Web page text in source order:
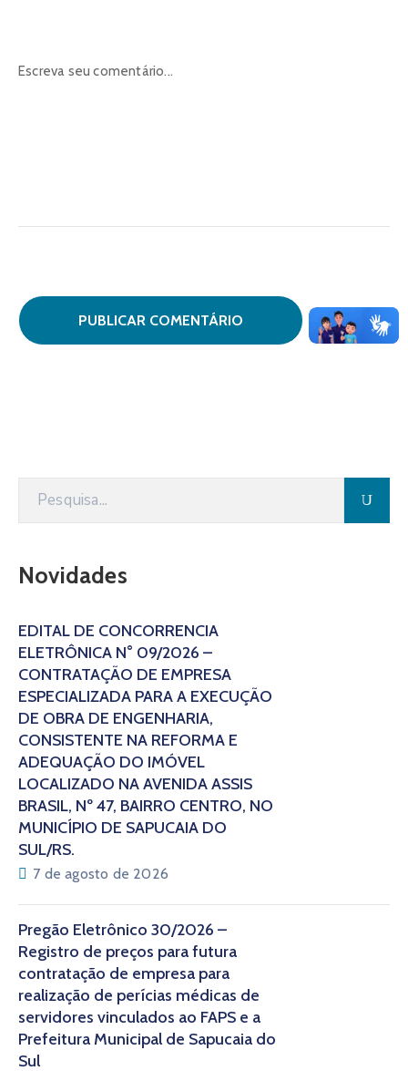
Novidades
EDITAL DE CONCORRÊNCIA
ELETRÔNICA N° 09/2026 –
CONTRATAÇÃO DE EMPRESA
ESPECIALIZADA PARA A EXECUÇÃO
DE OBRA DE ENGENHARIA,
CONSISTENTE NA REFORMA E
ADEQUAÇÃO DO IMÓVEL
LOCALIZADO NA AVENIDA ASSIS
BRASIL, Nº 47, BAIRRO CENTRO, NO
MUNICÍPIO DE SAPUCAIA DO
SUL/RS.
7 de agosto de 2026
Pregão Eletrônico 30/2026 –
Registro de preços para futura
contratação de empresa para
realização de perícias médicas de
servidores vinculados ao FAPS e a
Prefeitura Municipal de Sapucaia do
Sul